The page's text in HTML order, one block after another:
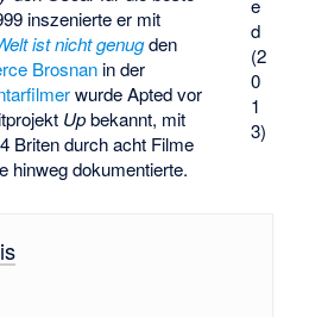
e
d
(2
0
1
3)
inszenierte er mit
ist nicht genugden
Brosnan in der
wurde Apted vor
Upbekannt, mit
Briten durch acht Filme
hinweg dokumentierte.